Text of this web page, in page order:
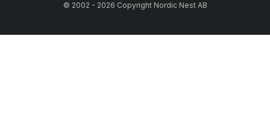
© 2002 - 2026 Copyright Nordic Nest AB